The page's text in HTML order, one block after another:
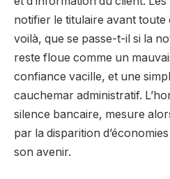
notifier le titulaire avant toute
voilà, que se passe-t-il si la
reste floue comme un
confiance vacille, et une
cauchemar administratif.
silence bancaire, mesure
par la disparition
son avenir.